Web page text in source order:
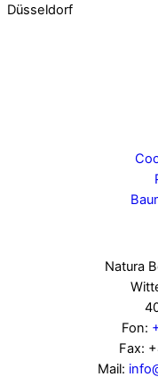
Natura
Fon:
Fax:
Mail: